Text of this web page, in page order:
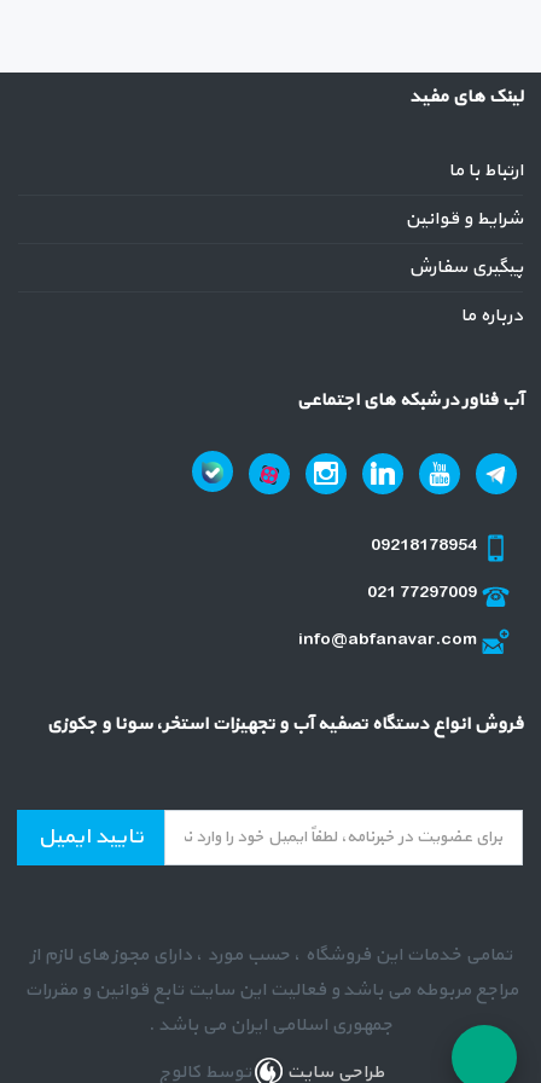
لینک های مفید
ارتباط با ما
شرایط و قوانین
پیگیری سفارش
درباره ما
آب فناور در شبکه های اجتماعی
09218178954
021 77297009
info@abfanavar.com
فروش انواع دستگاه تصفیه آب و تجهیزات استخر، سونا و جکوزی
تایید ایمیل
تمامی خدمات این فروشگاه ، حسب مورد ، دارای مجوز های لازم از
مراجع مربوطه می باشد و فعالیت این سایت تابع قوانین و مقررات
جمهوری اسلامی ایران می باشد .
طراحی سایت
توسط کالوج